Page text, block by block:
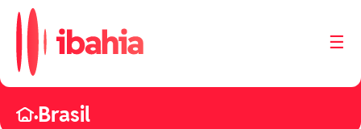
☰
•Brasil